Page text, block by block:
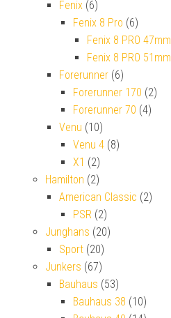
Fenix (6)
Fenix 8 Pro (6)
Fenix 8 PRO 47mm
Fenix 8 PRO 51mm
Forerunner (6)
Forerunner 170 (2)
Forerunner 70 (4)
Venu (10)
Venu 4 (8)
X1 (2)
Hamilton (2)
American Classic (2)
PSR (2)
Junghans (20)
Sport (20)
Junkers (67)
Bauhaus (53)
Bauhaus 38 (10)